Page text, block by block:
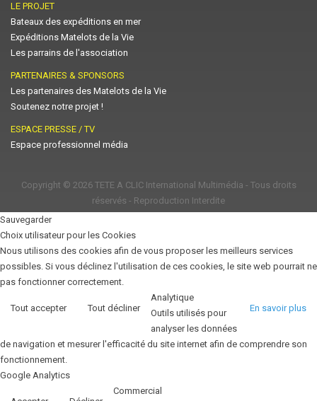
LE PROJET
Bateaux des expéditions en mer
Expéditions Matelots de la Vie
Les parrains de l'association
PARTENAIRES & SPONSORS
Les partenaires des Matelots de la Vie
Soutenez notre projet !
ESPACE PRESSE / TV
Espace professionnel média
Copyright © 2026 TETE A CLIC International Multimédia - Tous droits
réservés - Reproduction Interdite
Sauvegarder
Choix utilisateur pour les Cookies
Nous utilisons des cookies afin de vous proposer les meilleurs services
possibles. Si vous déclinez l'utilisation de ces cookies, le site web pourrait ne
pas fonctionner correctement.
Tout accepter Tout décliner En savoir plus
Analytique
Outils utilisés pour
analyser les données
de navigation et mesurer l'efficacité du site internet afin de comprendre son
fonctionnement.
Google Analytics
Commercial